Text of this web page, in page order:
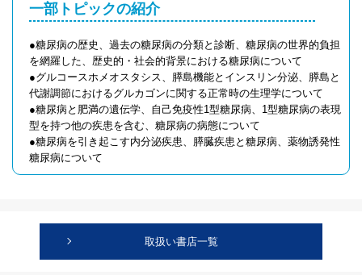
一部トピックの紹介
●糖尿病の歴史、過去の糖尿病の分類と診断、糖尿病の世界的負担
を網羅した、歴史的・社会的背景における糖尿病について
●グルコースホメオスタシス、膵島機能とインスリン分泌、膵島と
代謝調節におけるグルカゴンに関する正常時の生理学について
●糖尿病と肥満の遺伝学、自己免疫性1型糖尿病、1型糖尿病の表現
型を持つ他の疾患を含む、糖尿病の病態について
●糖尿病を引き起こす内分泌疾患、膵臓疾患と糖尿病、薬物誘発性
糖尿病について
取扱い書店一覧